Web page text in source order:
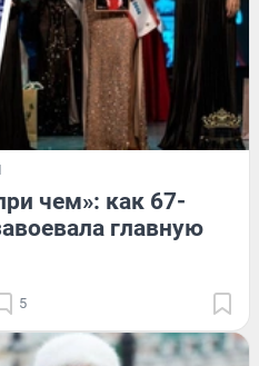
чем»: как 67-
главную
5